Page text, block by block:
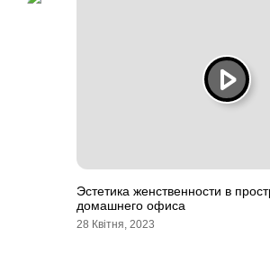
Эстетика женственности в
домашнего офиса
28 Квітня, 2023